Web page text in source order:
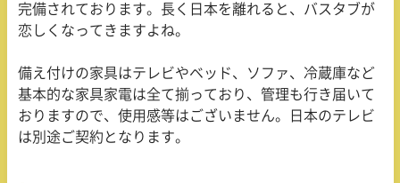
完備されております。長く日本を離れると、バスタブが
恋しくなってきますよね。
備え付けの家具はテレビやベッド、ソファ、冷蔵庫など
基本的な家具家電は全て揃っており、管理も行き届いて
おりますので、使用感等はございません。日本のテレビ
は別途ご契約となります。